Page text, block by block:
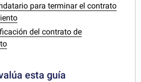
para terminar el contrato
del contrato de
esta guía